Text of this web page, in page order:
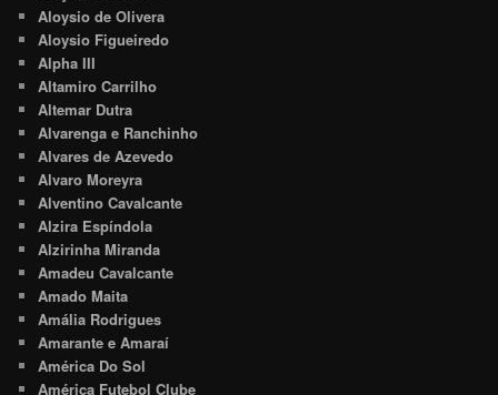
Aloysio de Olivera
Aloysio Figueiredo
Alpha III
Altamiro Carrilho
Altemar Dutra
Alvarenga e Ranchinho
Alvares de Azevedo
Alvaro Moreyra
Alventino Cavalcante
Alzira Espíndola
Alzirinha Miranda
Amadeu Cavalcante
Amado Maita
Amália Rodrigues
Amarante e Amaraí
América Do Sol
América Futebol Clube